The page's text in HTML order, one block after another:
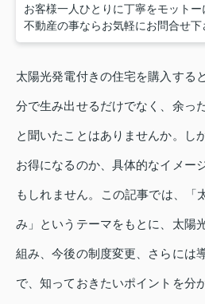
お客様一人ひとりに丁寧をモットー
不動産の事ならお気軽にお問合せ下
太陽光発電付きの住宅を購入する
分で生み出せるだけでなく、余っ
と聞いたことはありませんか。し
お得になるのか、具体的なイメー
もしれません。この記事では、「
み」というテーマをもとに、太陽
組み、今後の制度変更、さらには
で、知っておきたいポイントを分